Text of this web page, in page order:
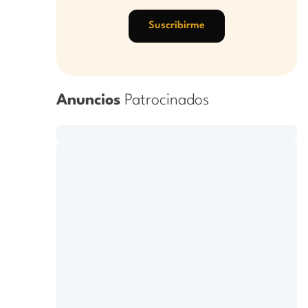
Suscribirme
Anuncios Patrocinados